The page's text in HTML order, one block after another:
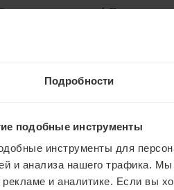
Подробности
подобные инструменты
инструменты для
и анализа нашего трафика.
и аналитике. Если вы
и открытые
сезон
Платная